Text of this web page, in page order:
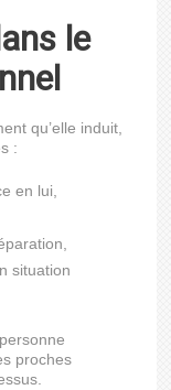
le
qu’elle induit,
:
en lui,
situation
proches